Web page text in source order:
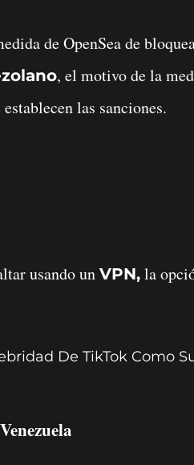
de OpenSea de
, el motivo de la
las sanciones.
usando un VPN, la
De TikTok Como